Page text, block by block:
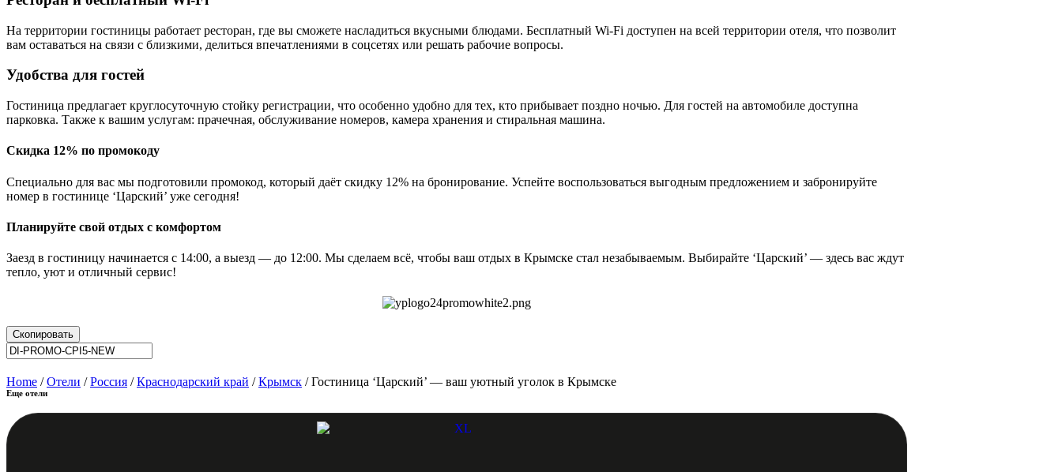
На территории гостиницы работает ресторан, где вы сможете насладиться вкусными блюдами. Бесплатный Wi-Fi доступен на всей территории отеля, что позволит
вам оставаться на связи с близкими, делиться впечатлениями в соцсетях или решать рабочие вопросы.
Удобства для гостей
Гостиница предлагает круглосуточную стойку регистрации, что особенно удобно для тех, кто прибывает поздно ночью. Для гостей на автомобиле доступна
парковка. Также к вашим услугам: прачечная, обслуживание номеров, камера хранения и стиральная машина.
Скидка 12% по промокоду
Специально для вас мы подготовили промокод, который даёт скидку 12% на бронирование. Успейте воспользоваться выгодным предложением и забронируйте
номер в гостинице ‘Царский’ уже сегодня!
Планируйте свой отдых с комфортом
Заезд в гостиницу начинается с 14:00, а выезд — до 12:00. Мы сделаем всё, чтобы ваш отдых в Крымске стал незабываемым. Выбирайте ‘Царский’ — здесь вас ждут
тепло, уют и отличный сервис!
Скопировать
Home /Отели /Россия /Краснодарский край /Крымск / Гостиница ‘Царский’ — ваш уютный уголок в Крымске
Еще отели